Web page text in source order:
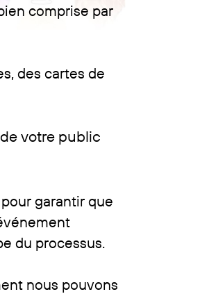
comprise par
des cartes de
votre public
garantir que
du processus.
nous pouvons